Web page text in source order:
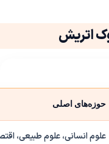
اتریش
حوزه‌های اصلی
علوم انسانی، علوم طبیعی،